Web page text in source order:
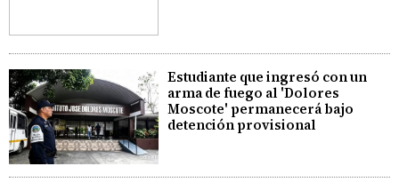
Estudiante que ingresó con un
arma de fuego al 'Dolores
Moscote' permanecerá bajo
detención provisional